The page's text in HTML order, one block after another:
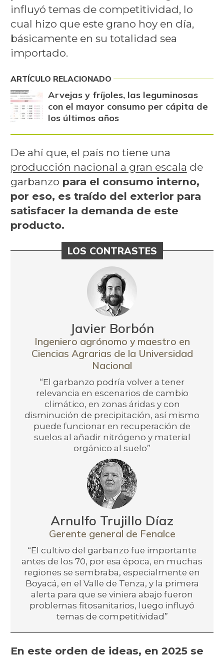
influyó temas de competitividad, lo
cual hizo que este grano hoy en día,
básicamente en su totalidad sea
importado.
ARTÍCULO RELACIONADO
Arvejas y fríjoles, las leguminosas
con el mayor consumo per cápita de
los últimos años
De ahí que, el país no tiene una
producción nacional a gran escala de
garbanzo para el consumo interno,
por eso, es traído del exterior para
satisfacer la demanda de este
producto.
LOS CONTRASTES
Javier Borbón
Ingeniero agrónomo y maestro en
Ciencias Agrarias de la Universidad
Nacional
“El garbanzo podría volver a tener
relevancia en escenarios de cambio
climático, en zonas áridas y con
disminución de precipitación, así mismo
puede funcionar en recuperación de
suelos al añadir nitrógeno y material
orgánico al suelo”
Arnulfo Trujillo Díaz
Gerente general de Fenalce
“El cultivo del garbanzo fue importante
antes de los 70, por esa época, en muchas
regiones se sembraba, especialmente en
Boyacá, en el Valle de Tenza, y la primera
alerta para que se viniera abajo fueron
problemas fitosanitarios, luego influyó
temas de competitividad”
En este orden de ideas, en 2025 se